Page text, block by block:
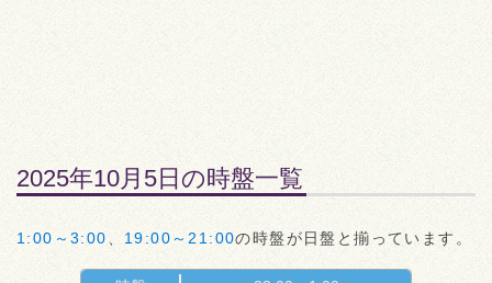
2025年10月5日の時盤一覧
1:00～3:00 19:00～21:00の時盤が日盤と揃っています。